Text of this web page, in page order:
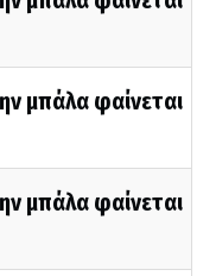
μπάλα φαίνεται
μπάλα φαίνεται